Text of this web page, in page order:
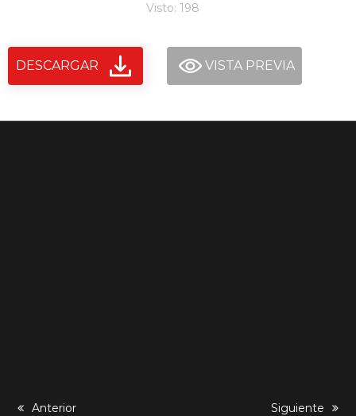
Visto: 198
DESCARGAR VISTA PREVIA
previous
Anterior
next
Siguiente